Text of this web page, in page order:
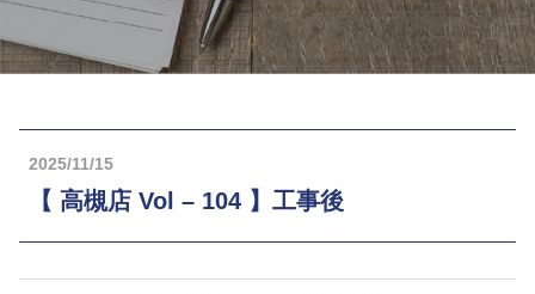
2025/11/15
【 高槻店 Vol – 104 】工事後